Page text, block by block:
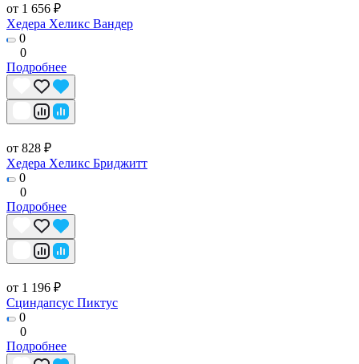
от 1 656 ₽
Хедера Хеликс Вандер
0
0
Подробнее
от 828 ₽
Хедера Хеликс Бриджитт
0
0
Подробнее
от 1 196 ₽
Сциндапсус Пиктус
0
0
Подробнее